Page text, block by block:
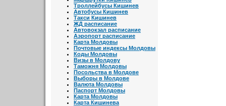
Троллейбусы Кишинев
Автобусы Кишинев
Такси Кишинев
ЖД расписание
Автовокзал расписание
Аэропорт расписание
Карта Молдовы
Почтовые индексы Молдовы
Коды Молдовы
Визы в Молдову
Таможня Молдовы
Посольства в Молдове
Выборы в Молдове
Валюта Молдовы
Паспорт Молдовы
Карта Молдовы
Карта Кишинева